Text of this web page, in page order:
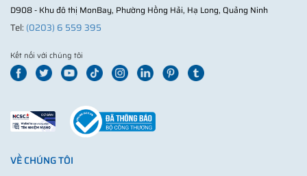
D908 - Khu đô thị MonBay, Phường Hồng Hải, Hạ Long, Quảng Ninh
Tel: (0203) 6 559 395
Kết nối với chúng tôi
VỀ CHÚNG TÔI